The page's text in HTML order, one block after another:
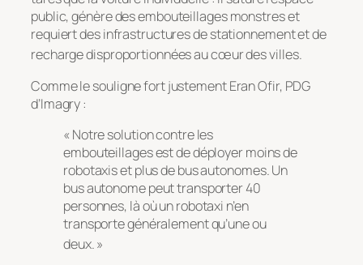
public, génère des embouteillages monstres et
requiert des infrastructures de stationnement et de
recharge disproportionnées au cœur des villes.
Comme le souligne fort justement Eran Ofir, PDG
d’Imagry :
« Notre solution contre les
embouteillages est de déployer moins de
robotaxis et plus de bus autonomes. Un
bus autonome peut transporter 40
personnes, là où un robotaxi n’en
transporte généralement qu’une ou
deux. »